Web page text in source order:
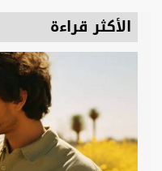
الأكثر قراءة